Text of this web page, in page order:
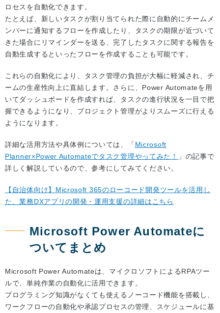
ロセスを自動化できます。
たとえば、新しいタスクが割り当てられた際に自動的にチームメ
ンバーに通知するフローを作成したり、タスクの期限が近づいて
きた場合にリマインダーを送る、完了したタスクに関する報告を
自動生成するといったフローを作成することも可能です。
これらの自動化により、タスク管理の負担が大幅に軽減され、チ
ームの生産性向上に直結します。さらに、Power Automateを用
いてダッシュボードを作成すれば、タスクの進行状況を一目で把
握できるようになり、プロジェクト管理がよりスムーズに行える
ようになります。
詳細な活用方法や具体例については、「 Microsoft
Planner×Power Automateでタスク管理やってみた！
」の記事で
詳しく解説しているので、参考にしてみてください。
【自治体向け】Microsoft 365のローコード開発ツールを活用し
た、業務DXアプリの開発・運用支援の詳細はこちら
Microsoft Power Automateに
ついてまとめ
Microsoft Power Automateは、マイクロソフトによるRPAツー
ルで、単純作業の自動化に活用できます。
プログラミング知識がなくても使えるノーコード機能を搭載し、
ワークフローの自動化や承認プロセスの管理、スケジュールに基